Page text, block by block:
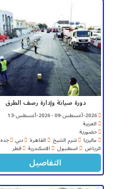
دورة صيانة وإدارة رصف الطرق
2026-أغسطس-09 - 2026-أغسطس-13
العربية
حضورية
ماليزيا شرم الشيخ القاهرة دبي جده
الرياض اسطنبول الاسكندرية قطر
التفاصيل